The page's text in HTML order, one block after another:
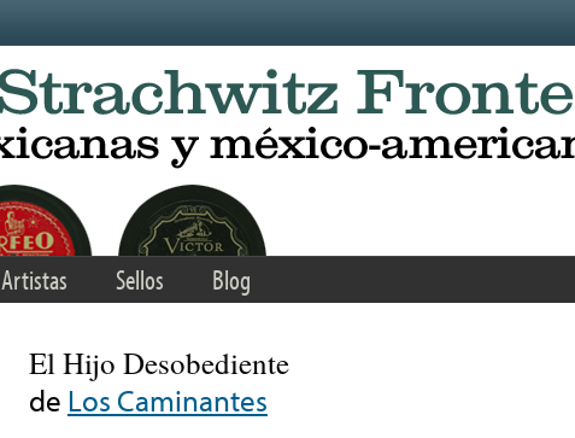
Artistas Sellos Blog
El Hijo Desobediente
de Los Caminantes